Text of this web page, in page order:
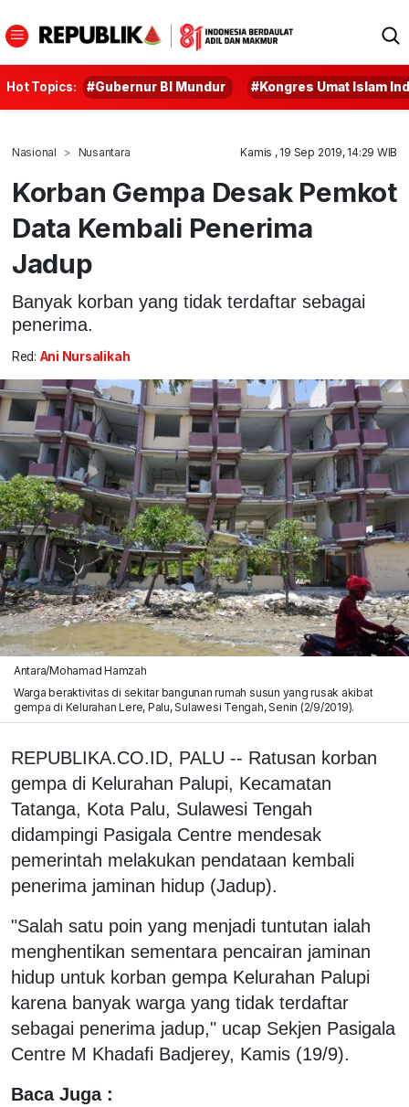
Hot Topics: #Gubernur BI Mundur #Kongres Umat Islam
Nasional Nusantara Kamis , 19 Sep 2019, 14:29 WIB
Korban Gempa Desak Pemkot
Data Kembali Penerima
Jadup
Banyak korban yang tidak terdaftar sebagai
penerima.
Red: Ani Nursalikah
Antara/Mohamad Hamzah
Warga beraktivitas di sekitar bangunan rumah susun yang rusak akibat
gempa di Kelurahan Lere, Palu, Sulawesi Tengah, Senin (2/9/2019).
REPUBLIKA.CO.ID, PALU -- Ratusan korban
gempa di Kelurahan Palupi, Kecamatan
Tatanga, Kota Palu, Sulawesi Tengah
didampingi Pasigala Centre mendesak
pemerintah melakukan pendataan kembali
penerima jaminan hidup (Jadup).
"Salah satu poin yang menjadi tuntutan ialah
menghentikan sementara pencairan jaminan
hidup untuk korban gempa Kelurahan Palupi
karena banyak warga yang tidak terdaftar
sebagai penerima jadup," ucap Sekjen Pasigala
Centre M Khadafi Badjerey, Kamis (19/9).
Baca Juga :